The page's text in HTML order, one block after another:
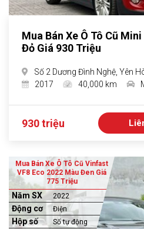
Mua Bán Xe Ô Tô Cũ
Đỏ Giá 930 Triệu
Số 2 Dương Đình Nghệ, Yên
2017
40,000 km
930 triệu
Mua Bán Xe Ô Tô Cũ Vinfast
VF8 Eco 2022 Màu Đen Giá
775 Triệu
Năm SX 2022
Động cơ Điện
Hộp số Số tự động